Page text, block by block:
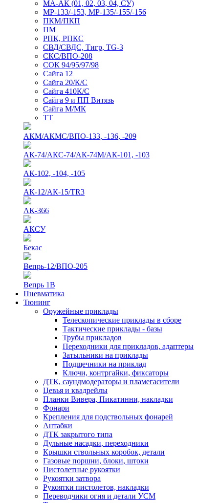
МА-АК (01, 02, 03, 04, СУ)
МР-133/-153, МР-135/-155/-156
ПКМ/ПКП
ПМ
РПК, РПКС
СВД/СВДС, Тигр, TG-3
СКС/ВПО-208
СОК 94/95/97/98
Сайга 12
Сайга 20/К/С
Сайга 410К/С
Сайга 9 и ПП Витязь
Сайга М/МК
ТТ
АКМ/АКМС/ВПО-133, -136, -209
АК-74/АКС-74/АК-74М/АК-101, -103
АК-102, -104, -105
АК-12/АК-15/TR3
АК-366
АКСУ
Бекас
Вепрь-12/ВПО-205
Вепрь 1В
Пневматика
Тюнинг
Оружейные приклады
Телескопические приклады в сборе
Тактические приклады - базы
Трубы прикладов
Переходники для прикладов, адаптеры
Затыльники на приклады
Подщечники на приклад
Ключи, контргайки, фиксаторы
ДТК, саундмодераторы и пламегасители
Цевья и квадрейлы
Планки Вивера, Пикатинни, накладки
Фонари
Крепления для подствольных фонарей
Антабки
ДТК закрытого типа
Дульные насадки, переходники
Крышки ствольных коробок, детали
Газовые поршни, блоки, штоки
Пистолетные рукоятки
Рукоятки затвора
Рукоятки пистолетов, накладки
Переводчики огня и детали УСМ